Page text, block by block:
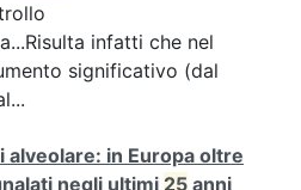
infatti che nel
significativo (dal
alveolare: in Europa oltre
negli ultimi 25 anni